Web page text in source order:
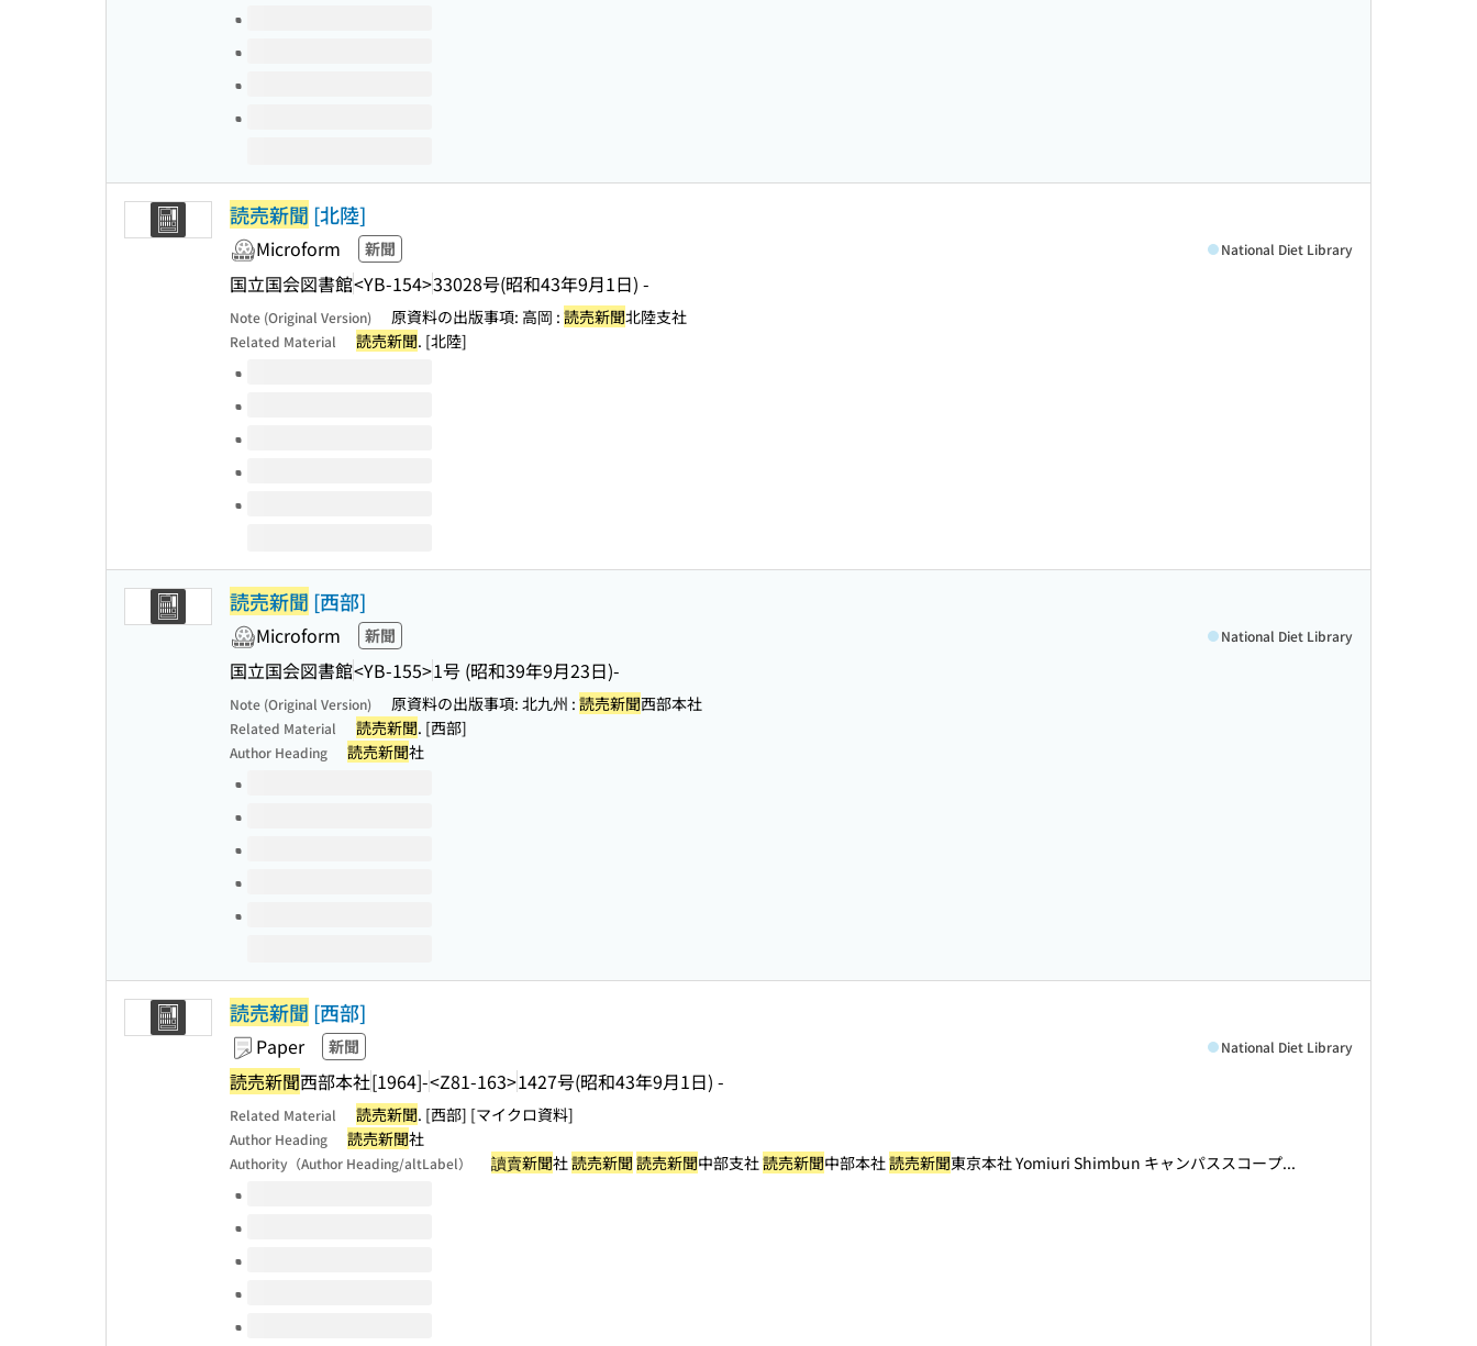
読売新聞 [北陸]
Microform 新聞
国立国会図書館<YB-154>33028号(昭和43年9月1日) -
National Diet Library
Note (Original Version) 原資料の出版事項: 高岡 : 読売新聞北陸支社
Related Material 読売新聞. [北陸]
Volumes of this title
読売新聞 [西部]
Microform 新聞
国立国会図書館<YB-155>1号 (昭和39年9月23日)-
National Diet Library
Note (Original Version) 原資料の出版事項: 北九州 : 読売新聞西部本社
Related Material 読売新聞. [西部]
Author Heading 読売新聞社
Volumes of this title
読売新聞 [西部]
Paper 新聞
読売新聞西部本社[1964]-<Z81-163>1427号(昭和43年9月1日) -
National Diet Library
Related Material 読売新聞. [西部] [マイクロ資料]
Author Heading 読売新聞社
Authority（Author Heading/altLabel） 讀賣新聞社読売新聞 読売新聞中部支社読売新聞中部本社読売新聞東京本社 Yomiuri Shimbun キャンパススコープ...
Volumes of this title